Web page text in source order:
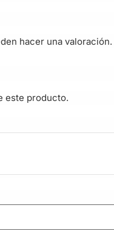
hacer una valoración.
este producto.